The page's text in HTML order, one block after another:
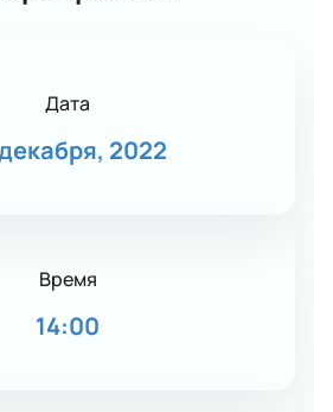
Дата
2022
Время
14:00